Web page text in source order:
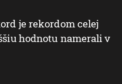
je rekordom celej
hodnotu namerali v